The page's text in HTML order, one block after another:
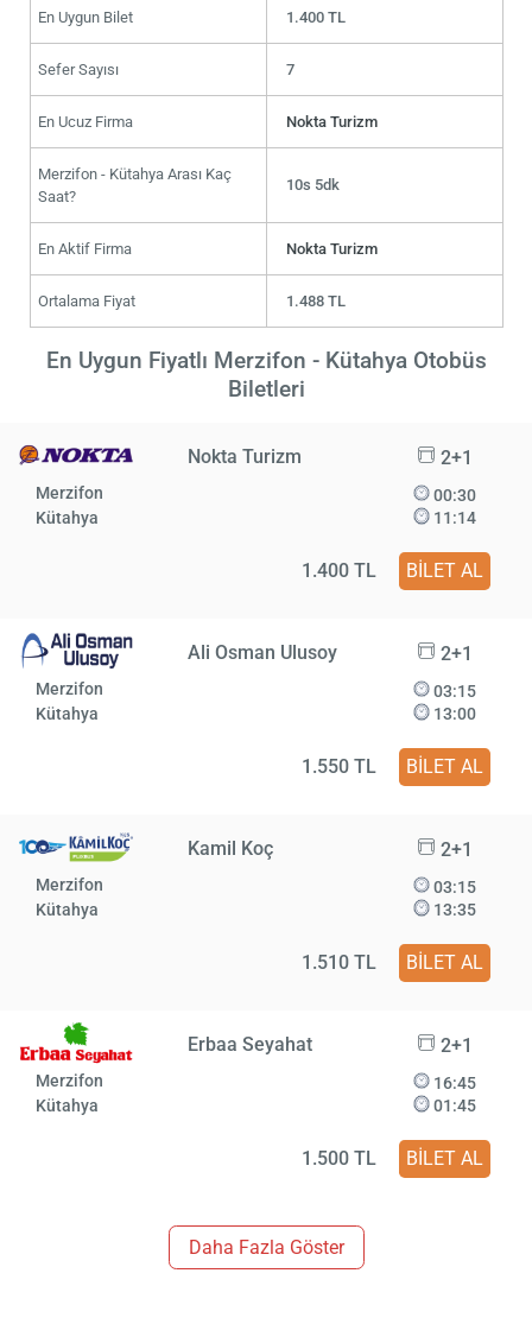
En Uygun Bilet 1.400 TL
Sefer Sayısı 7
En Ucuz Firma Nokta Turizm
Merzifon - Kütahya Arası Kaç
Saat?
10s 5dk
En Aktif Firma Nokta Turizm
Ortalama Fiyat 1.488 TL
En Uygun Fiyatlı Merzifon - Kütahya Otobüs
Biletleri
Nokta Turizm 2+1
Merzifon
Kütahya
00:30
11:14
1.400 TL BİLET AL
Ali Osman Ulusoy 2+1
Merzifon
Kütahya
03:15
13:00
1.550 TL BİLET AL
Kamil Koç 2+1
Merzifon
Kütahya
03:15
13:35
1.510 TL BİLET AL
Erbaa Seyahat 2+1
Merzifon
Kütahya
16:45
01:45
1.500 TL BİLET AL
Daha Fazla Göster